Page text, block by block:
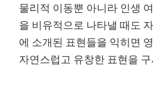
물리적 이동뿐 아니라 인생
을 비유적으로 나타낼 때도
에 소개된 표현들을 익히면
자연스럽고 유창한 표현을